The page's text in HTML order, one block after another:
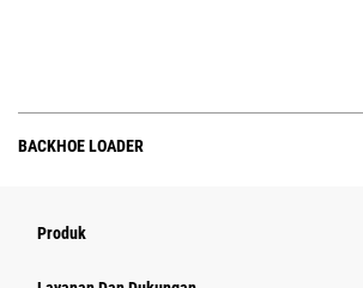
BACKHOE LOADER
Produk